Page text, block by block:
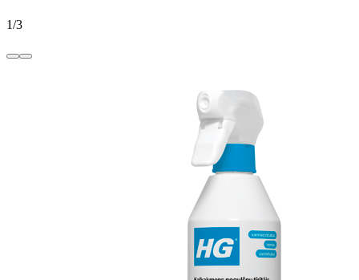
1/3